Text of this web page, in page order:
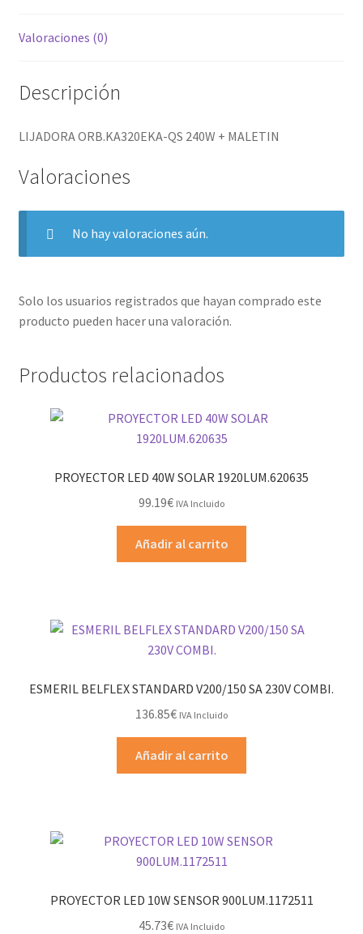
Valoraciones (0)
Descripción
LIJADORA ORB.KA320EKA-QS 240W + MALETIN
Valoraciones
No hay valoraciones aún.
Solo los usuarios registrados que hayan comprado este
producto pueden hacer una valoración.
Productos relacionados
PROYECTOR LED 40W SOLAR 1920LUM.620635
99.19€ IVA Incluido
Añadir al carrito
ESMERIL BELFLEX STANDARD V200/150 SA 230V COMBI.
136.85€ IVA Incluido
Añadir al carrito
PROYECTOR LED 10W SENSOR 900LUM.1172511
45.73€ IVA Incluido